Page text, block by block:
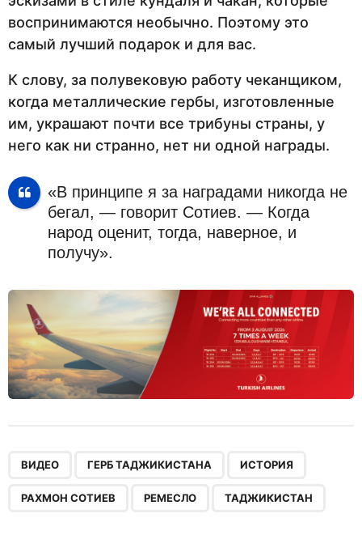
воспринимаются необычно. Поэтому это
самый лучший подарок и для вас.
К слову, за полувековую работу чеканщиком,
когда металлические гербы, изготовленные
им, украшают почти все трибуны страны, у
него как ни странно, нет ни одной награды.
«В принципе я за наградами никогда не
бегал, — говорит Сотиев. — Когда
народ оценит, тогда, наверное, и
получу».
ВИДЕО ГЕРБ ТАДЖИКИСТАНА ИСТОРИЯ
РАХМОН СОТИЕВ РЕМЕСЛО ТАДЖИКИСТАН